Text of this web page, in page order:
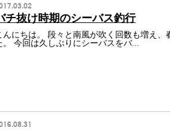
チ抜け時期のシーバス釣行
んにちは。 段々と南風が吹く回数も増え、
。 今回は久しぶりにシーバスをバ...